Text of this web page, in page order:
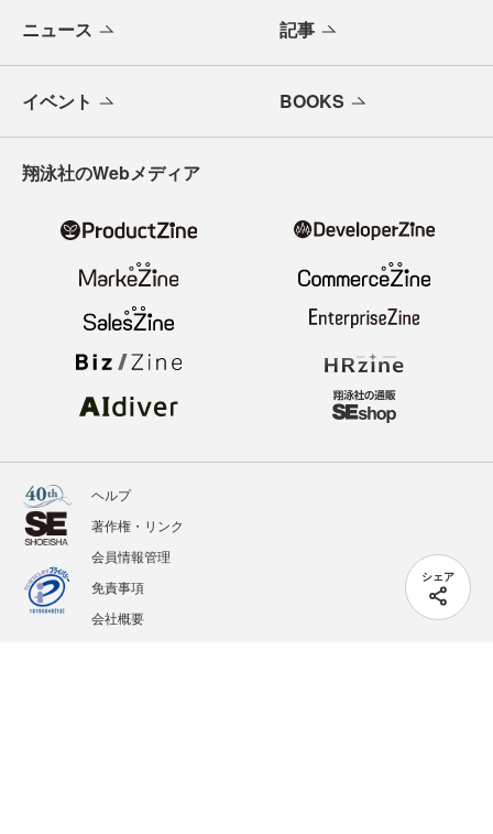
シェア
ニュース 記事
イベント BOOKS
翔泳社のWebメディア
ヘルプ
著作権・リンク
会員情報管理
免責事項
会社概要